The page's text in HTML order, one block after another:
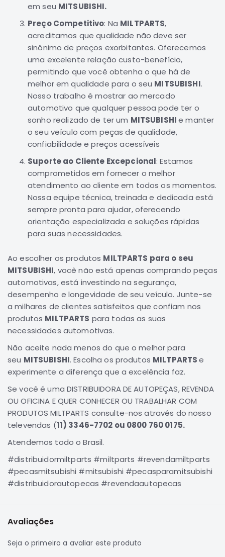
Motor
Suspensão
Freio
Correias
Filtros
Transmissão
Elétrica
Acessórios
Grandis
Motor
Suspensão
Freio
Filtros
Transmissão
Elétrica
Acessórios
ECLIPSE
CROSS
Peças
Originais
Montadoras
Corola
Honda
Toyota
BMW
HYUNDAI
NISSAN
Porsche
SUZUKI
FORD
Volvo
SUBARU
em seu MITSUBISHI.
Preço Competitivo: Na MILTPARTS,
acreditamos que qualidade não deve ser
sinônimo de preços exorbitantes. Oferecemos
uma excelente relação custo-benefício,
permitindo que você obtenha o que há de
melhor em qualidade para o seu MITSUBISHI.
Nosso trabalho é mostrar ao mercado
automotivo que qualquer pessoa pode ter o
sonho realizado de ter um MITSUBISHIe manter
o seu veículo com peças de qualidade,
confiabilidade e preços acessíveis
Suporte ao Cliente Excepcional: Estamos
comprometidos em fornecer o melhor
atendimento ao cliente em todos os momentos.
Nossa equipe técnica, treinada e dedicada está
sempre pronta para ajudar, oferecendo
orientação especializada e soluções rápidas
para suas necessidades.
Ao escolher os produtos MILTPARTS para o seu
MITSUBISHI, você não está apenas comprando peças
automotivas, está investindo na segurança,
desempenho e longevidade de seu veículo. Junte-se
a milhares de clientes satisfeitos que confiam nos
produtos MILTPARTS para todas as suas
necessidades automotivas.
Não aceite nada menos do que o melhor para
seu MITSUBISHI. Escolha os produtos MILTPARTSe
experimente a diferença que a excelência faz.
Se você é uma DISTRIBUIDORA DE AUTOPEÇAS, REVENDA
OU OFICINA E QUER CONHECER OU TRABALHAR COM
PRODUTOS MILTPARTS consulte-nos através do nosso
televendas (11) 3346-7702 ou 0800 760 0175.
Atendemos todo o Brasil.
#distribuidormiltparts #miltparts #revendamiltparts
#pecasmitsubishi #mitsubishi #pecasparamitsubishi
#distribuidorautopecas #revendaautopecas
Avaliações
Seja o primeiro a avaliar este produto